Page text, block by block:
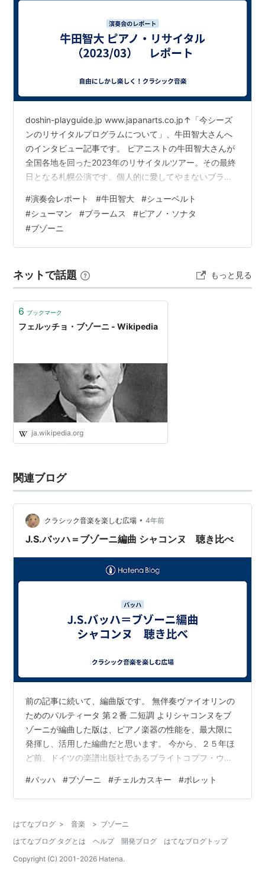
doshin-playguide.jp www.japanarts.co.jp↑「今シーズ
ンのリサイタルプログラムについて」、牛田智大さんへ
のインタビュー記事です。 ピアニストの牛田智大さんが
全国各地を回った2023年のリサイタルツアー。その最終
日となる札幌公演です。個人的に愛してやまないブラー
とシューマンのソナタを聴けるとあって、企画発表当初
から私は楽しみにしていました。 はじめて弊ブログをお
読みくださる皆様へ。アクセスありがとうございます！
私はピアノはもちろん他の楽器も一切演奏できない「聴
た…
#演奏会レポート #牛田智大 #シューベルト
#シューマン #ブラームス #ピアノ・ソナタ
#ブゾーニ
ネットで話題 もっと見る
6 ブックマーク
フェルッチョ・ブゾーニ - Wikipedia
ja.wikipedia.org
関連ブログ
クラシック音楽を楽しむ広場 • 4年前
J.S.バッハ＝ブゾーニ編曲 シャコンヌ 聴き比べ
前の記事に続いて、編曲版です。 無伴奏ヴァイオリンの
ためのパルティータ 第２番 二短調 よりシャコンヌをブ
ゾーニが編曲した版は、ピアノ楽器の性能を、最大限に
発揮し、活用した編曲だと思います。 今から、２５年ほ
ど前、ドイツの楽譜出版社であるブライトコプフ・ウン
CDを聴きながら、楽譜をたどっています。 (大阪のササ
ヤ書店で購入しました。 表紙うらに、タグが未だ付いて
90円くらいだったでしょうか。あいまいな記憶ですみま
せん。) （1） まず、シューラ・チェルカスキーの演奏で
聴きます（ニンバスレー…
#バッハ #ブゾーニ #チェルカスキー #ボレット
はてなブログ > 音楽 > ブゾーニ
はてなブログ タグとは
ヘルプ 開発ブログ
はてなブログトップ
Copyright (C) 2001-2026 Hatena.